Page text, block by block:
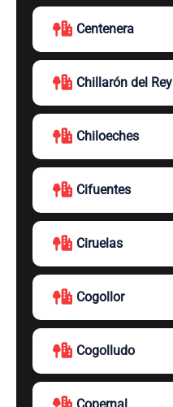
Centenera
Chillarón del Rey
Chiloeches
Cifuentes
Ciruelas
Cogollor
Cogolludo